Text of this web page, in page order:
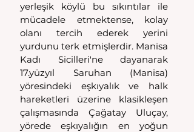
yerleşik köylü bu sıkıntılar ile
mücadele etmektense, kolay
olanı tercih ederek yerini
yurdunu terk etmişlerdir. Manisa
Kadı Sicilleri'ne dayanarak
17.yüzyıl Saruhan (Manisa)
yöresindeki eşkıyalık ve halk
hareketleri üzerine klasikleşen
çalışmasında Çağatay Uluçay,
yörede eşkıyalığın en yoğun